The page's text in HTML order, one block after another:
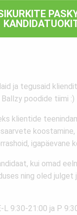
ja tegusaid
Ballzy poodide tiimi :)
klientide
igapäevane
kui omad
ning oled julget
L 9:30-21:00 ja P